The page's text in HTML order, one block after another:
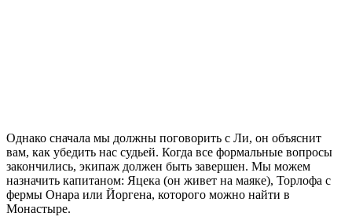
Однако сначала мы должны поговорить с Ли, он объяснит
вам, как убедить нас судьей. Когда все формальные вопросы
закончились, экипаж должен быть завершен. Мы можем
назначить капитаном: Яцека (он живет на маяке), Торлофа с
фермы Онара или Йоргена, которого можно найти в
Монастыре.